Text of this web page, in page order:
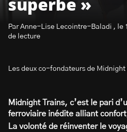
superbe »
Par Anne-Lise Lecointre-Baladi , le
de lecture
Les deux co-fondateurs de Midnight
Midnight Trains, c’est le pari
ferroviaire inédite alliant
La volonté de réinventer le
S’abonner à la newsletter